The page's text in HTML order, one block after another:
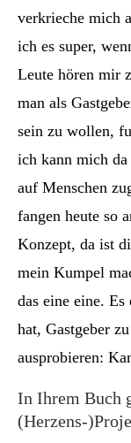
verkrieche mich
ich es super,
Leute hören mir
man als
sein zu wollen,
ich kann mich
auf Menschen
fangen heute so
Konzept, da ist
mein Kumpel
das eine eine.
hat, Gastgeber
ausprobieren:
In Ihrem Buch
(Herzens-